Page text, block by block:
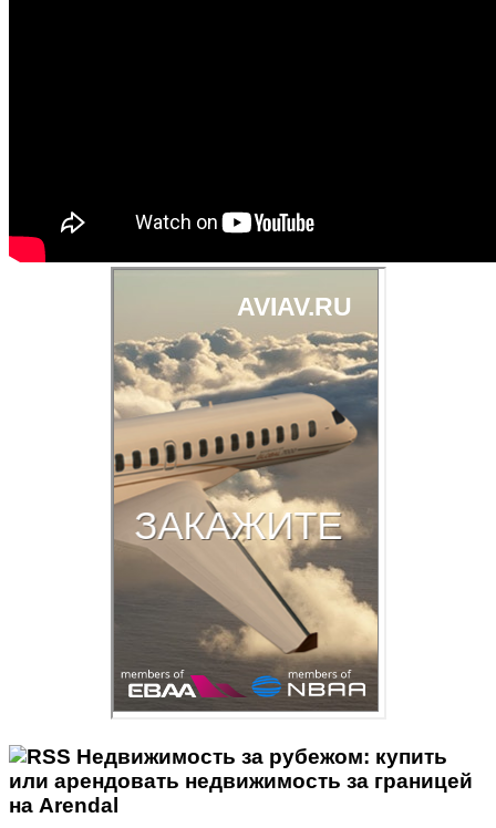
Недвижимость за рубежом: купить
или арендовать недвижимость за границей
на Arendal